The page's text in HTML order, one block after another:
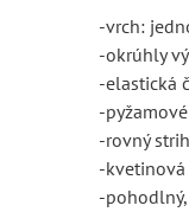
-vrch:
-okrúhly
-elastická
-
-rovný strih
-
-